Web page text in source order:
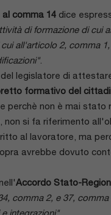
al comma 14 dice
di formazione di cui
all'articolo 2, comma
.
del legislatore di
formativo del
perchè non è mai stato
non si fa riferimento
al lavoratore, ma
avrebbe dovuto
Accordo Stato-
comma 2, e 37,
integrazioni"